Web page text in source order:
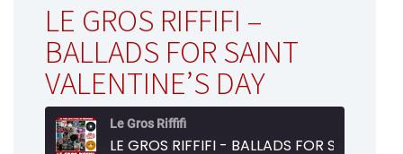
LE GROS RIFFIFI –
BALLADS FOR SAINT
VALENTINE’S DAY
Le Gros Riffifi